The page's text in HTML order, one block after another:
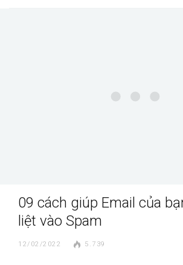
09 cách giúp Email của
liệt vào Spam
12/02/2022 5.739